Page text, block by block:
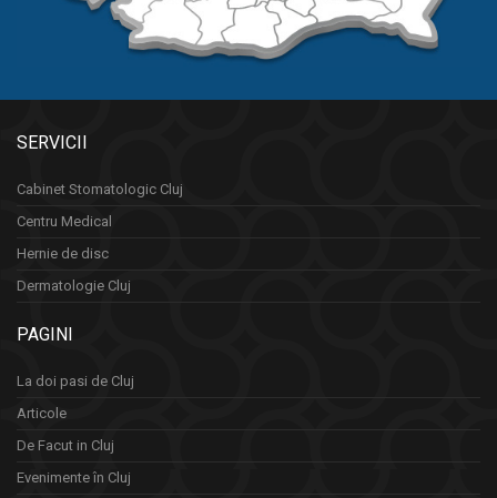
SERVICII
Cabinet Stomatologic Cluj
Centru Medical
Hernie de disc
Dermatologie Cluj
PAGINI
La doi pasi de Cluj
Articole
De Facut in Cluj
Evenimente în Cluj